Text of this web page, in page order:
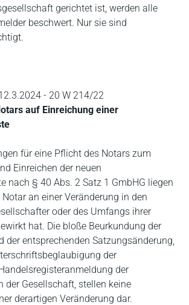
gerichtet ist, werden alle
beschwert. Nur sie sind
- 20 W 214/22
auf Einreichung einer
für eine Pflicht des Notars zum
Einreichen der neuen
nach § 40 Abs. 2 Satz 1 GmbHG liegen
Notar an einer Veränderung in den
oder des Umfangs ihrer
hat. Die bloße Beurkundung der
der entsprechenden Satzungsänderung,
der
der
der Gesellschaft, stellen keine
derartigen Veränderung dar.